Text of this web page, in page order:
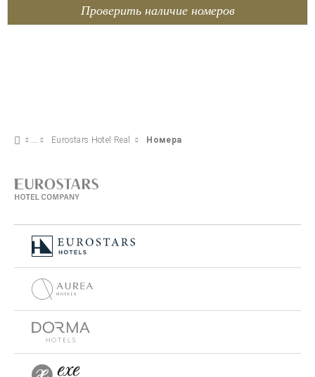
Проверить наличие номеров
Eurostars Hotel Real Номера